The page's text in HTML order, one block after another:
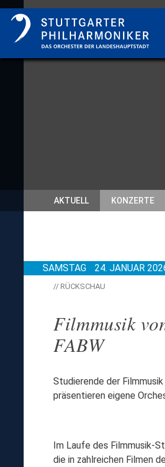
AKTUELL KONZERTE
SAMSTAG 24. JANUAR
// RÜCKSCHAU
Filmmusik
FABW
Studierende der
präsentieren eigene
Im Laufe des Filmmusik-
die in zahlreichen Filmen